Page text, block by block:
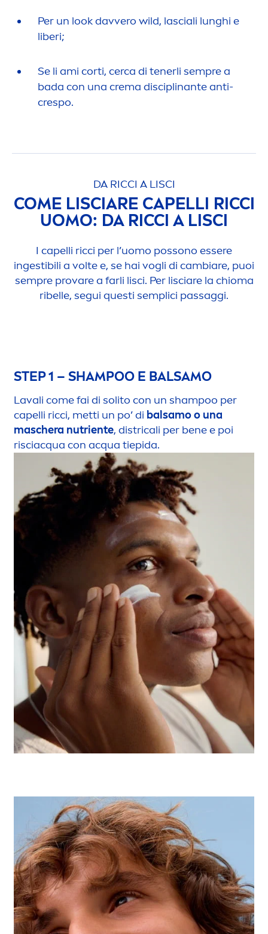
Per un look davvero wild, lasciali lunghi e
liberi;
Se li ami corti, cerca di tenerli sempre a
bada con una crema disciplinante anti-
crespo.
DA RICCI A LISCI
COME LISCIARE CAPELLI RICCI
UOMO: DA RICCI A LISCI
I capelli ricci per l’uomo possono essere
ingestibili a volte e, se hai vogli di cambiare, puoi
sempre provare a farli lisci. Per lisciare la chioma
ribelle, segui questi semplici passaggi.
STEP 1 – SHAMPOO E BALSAMO
Lavali come fai di solito con un shampoo per
capelli ricci, metti un po’ di balsamo o una
maschera nutriente, districali per bene e poi
risciacqua con acqua tiepida.